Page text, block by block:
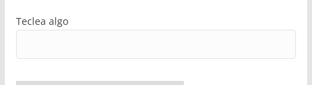
Teclea algo